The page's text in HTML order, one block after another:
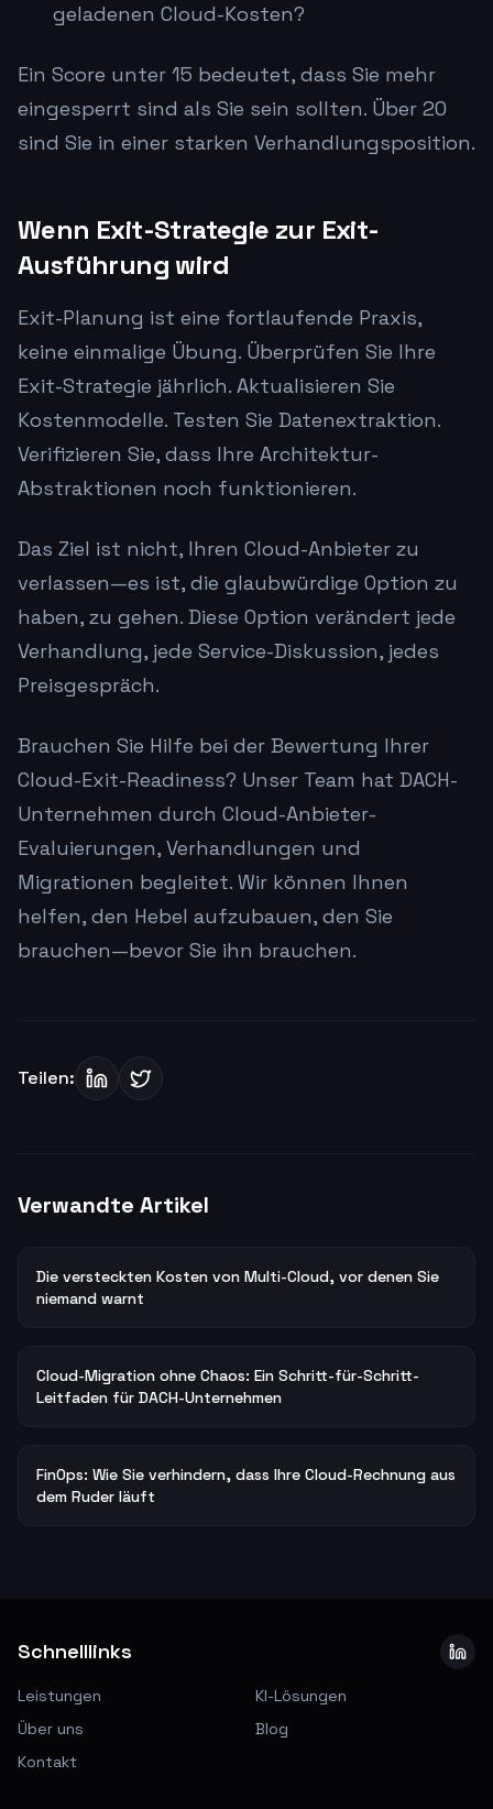
geladenen Cloud-Kosten?
Ein Score unter 15 bedeutet, dass Sie mehr
eingesperrt sind als Sie sein sollten. Über 20
sind Sie in einer starken Verhandlungsposition.
Wenn Exit-Strategie zur Exit-
Ausführung wird
Exit-Planung ist eine fortlaufende Praxis,
keine einmalige Übung. Überprüfen Sie Ihre
Exit-Strategie jährlich. Aktualisieren Sie
Kostenmodelle. Testen Sie Datenextraktion.
Verifizieren Sie, dass Ihre Architektur-
Abstraktionen noch funktionieren.
Das Ziel ist nicht, Ihren Cloud-Anbieter zu
verlassen—es ist, die glaubwürdige Option zu
haben, zu gehen. Diese Option verändert jede
Verhandlung, jede Service-Diskussion, jedes
Preisgespräch.
Brauchen Sie Hilfe bei der Bewertung Ihrer
Cloud-Exit-Readiness? Unser Team hat DACH-
Unternehmen durch Cloud-Anbieter-
Evaluierungen, Verhandlungen und
Migrationen begleitet. Wir können Ihnen
helfen, den Hebel aufzubauen, den Sie
brauchen—bevor Sie ihn brauchen.
Teilen:
Verwandte Artikel
Die versteckten Kosten von Multi-Cloud, vor denen Sie
niemand warnt
Cloud-Migration ohne Chaos: Ein Schritt-für-Schritt-
Leitfaden für DACH-Unternehmen
FinOps: Wie Sie verhindern, dass Ihre Cloud-Rechnung aus
dem Ruder läuft
Schnelllinks
Leistungen
KI-Lösungen
Über uns
Blog
Kontakt